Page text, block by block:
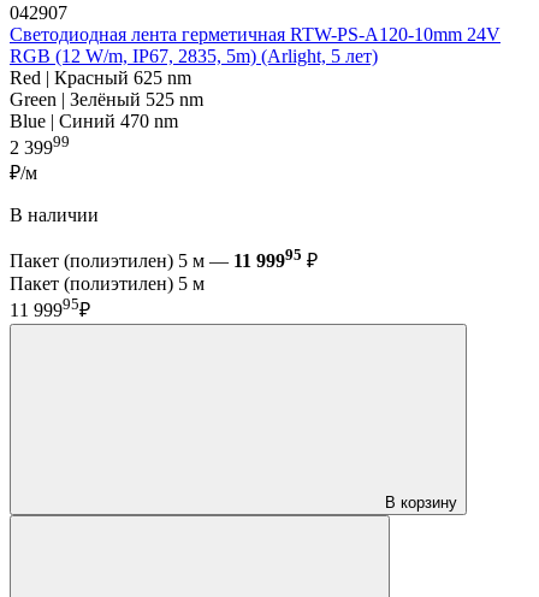
042907
Светодиодная лента герметичная RTW-PS-A120-10mm 24V
RGB (12 W/m, IP67, 2835, 5m) (Arlight, 5 лет)
Red | Красный 625 nm
Green | Зелёный 525 nm
Blue | Синий 470 nm
2 39999
₽/м
В наличии
Пакет (полиэтилен) 5 м — 11 99995 ₽
Пакет (полиэтилен) 5 м
11 99995₽
В корзину